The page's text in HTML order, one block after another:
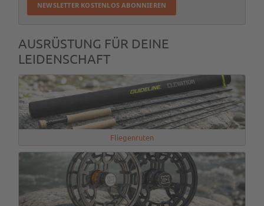
NEWSLETTER KOSTENLOS ABONNIEREN
AUSRÜSTUNG FÜR DEINE
LEIDENSCHAFT
Fliegenruten